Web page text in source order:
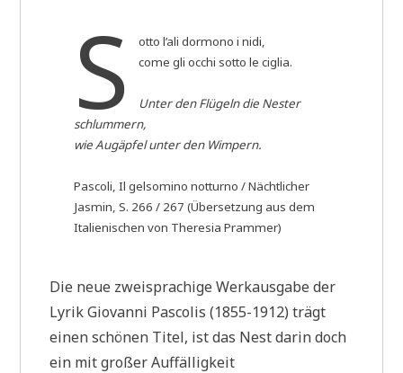
S
otto l’ali dormono i nidi,
come gli occhi sotto le ciglia.
Unter den Flügeln die Nester
schlummern,
wie Augäpfel unter den Wimpern.
Pascoli, Il gelsomino notturno / Nächtlicher
Jasmin, S. 266 / 267 (Übersetzung aus dem
Italienischen von Theresia Prammer)
Die neue zweisprachige Werkausgabe der
Lyrik Giovanni Pascolis (1855-1912) trägt
einen schönen Titel, ist das Nest darin doch
ein mit großer Auffälligkeit